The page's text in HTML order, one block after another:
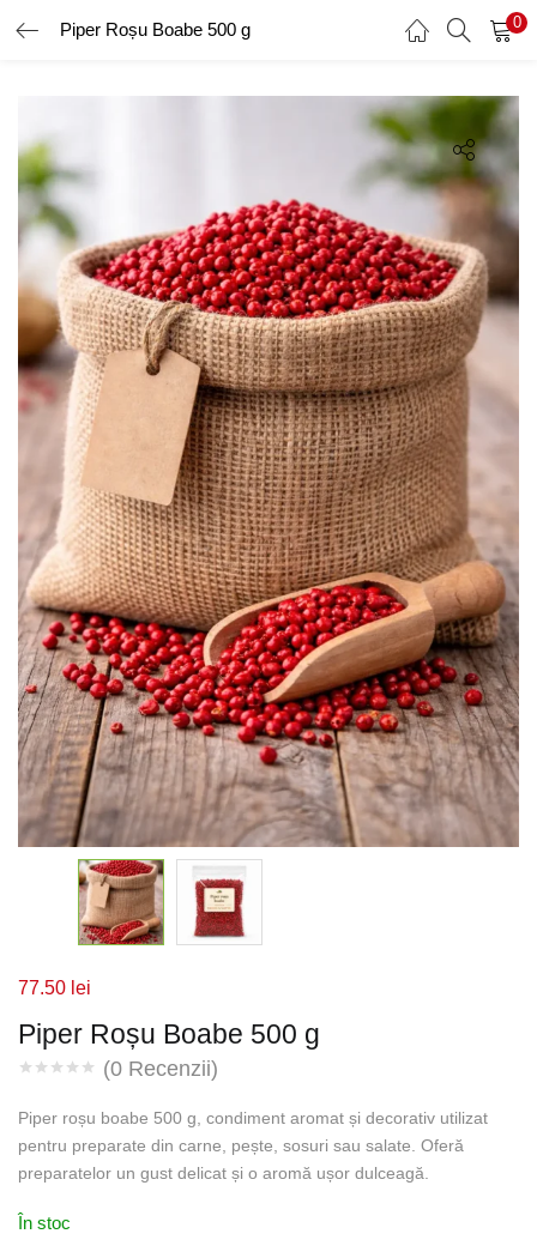
Piper Roșu Boabe 500 g 0
AUTENTIFICARE ÎNREGISTRARE
Introduceți numele de utilizator și parola pentru a vă autentifica.
Amintește-ți de mine
Ai uitat parola?
Piper Roșu Boabe 500 g
(0 Recenzii)
77.50 lei
Piper roșu boabe 500 g, condiment aromat și decorativ utilizat
pentru preparate din carne, pește, sosuri sau salate. Oferă
preparatelor un gust delicat și o aromă ușor dulceagă.
În stoc